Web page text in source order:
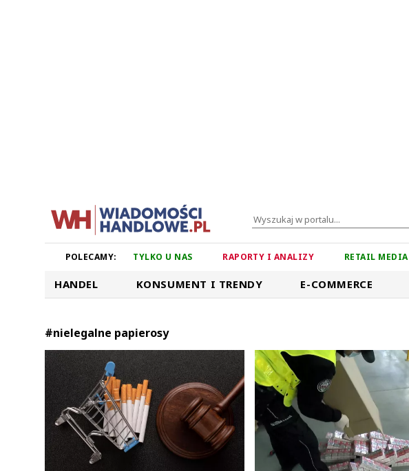
POLECAMY: TYLKO U NAS RAPORTY I ANALIZY RETAIL MEDIA
HANDEL KONSUMENT I TRENDY E-COMMERCE
#nielegalne papierosy